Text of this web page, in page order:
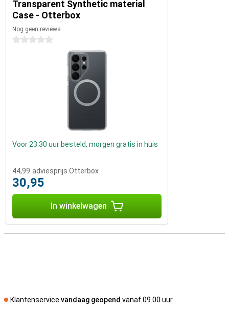
Transparent Synthetic material
Case - Otterbox
Nog geen reviews
0 sterren
Voor 23:30 uur besteld, morgen gratis in huis
44,99 adviesprijs Otterbox
30,95
In winkelwagen
Klantenservice vandaag geopend vanaf 09.00 uur